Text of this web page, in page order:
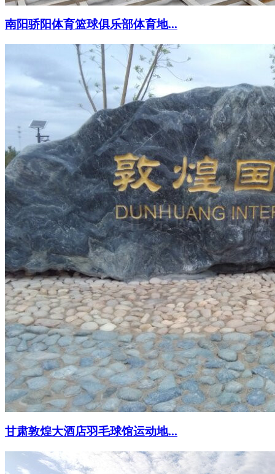
南阳骄阳体育篮球俱乐部体育地...
甘肃敦煌大酒店羽毛球馆运动地...